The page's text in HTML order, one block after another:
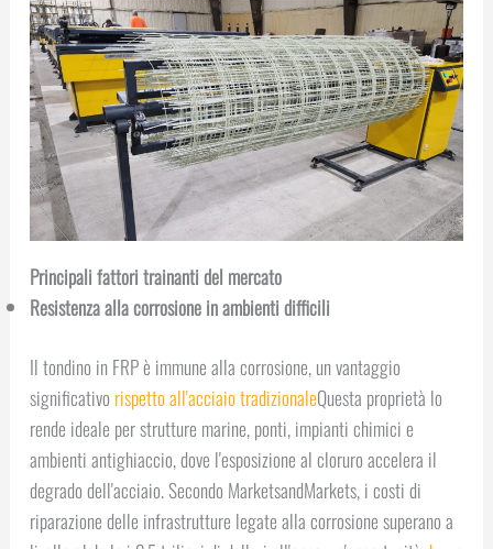
Principali fattori trainanti del mercato
Resistenza alla corrosione in ambienti difficili
Il tondino in FRP è immune alla corrosione, un vantaggio
significativo rispetto all'acciaio tradizionaleQuesta proprietà lo
rende ideale per strutture marine, ponti, impianti chimici e
ambienti antighiaccio, dove l'esposizione al cloruro accelera il
degrado dell'acciaio. Secondo MarketsandMarkets, i costi di
riparazione delle infrastrutture legate alla corrosione superano a